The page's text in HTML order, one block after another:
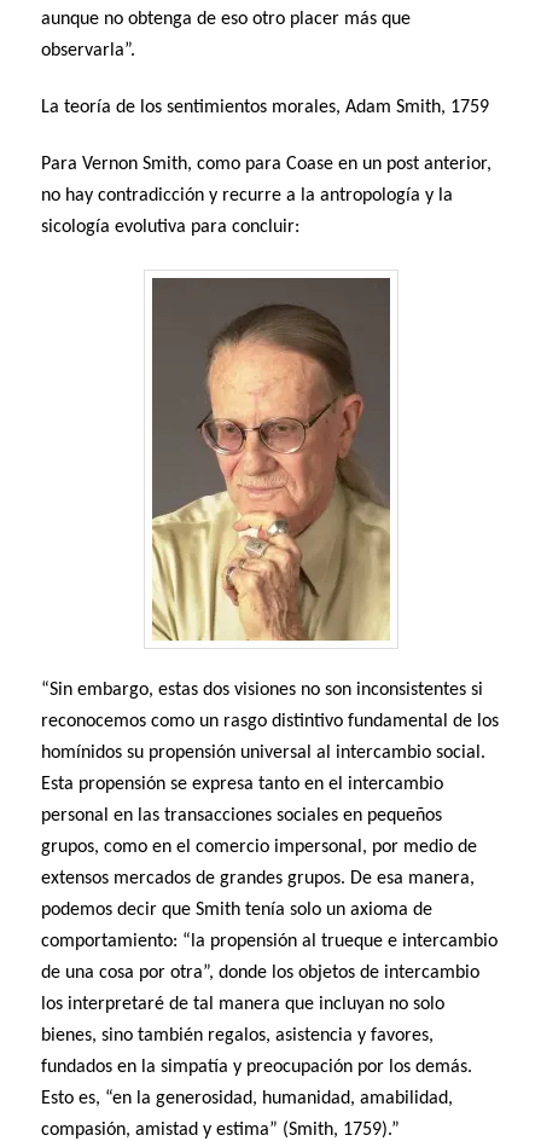
aunque no obtenga de eso otro placer más que
observarla”.
La teoría de los sentimientos morales, Adam Smith, 1759
Para Vernon Smith, como para Coase en un post anterior,
no hay contradicción y recurre a la antropología y la
sicología evolutiva para concluir:
“Sin embargo, estas dos visiones no son inconsistentes si
reconocemos como un rasgo distintivo fundamental de los
homínidos su propensión universal al intercambio social.
Esta propensión se expresa tanto en el intercambio
personal en las transacciones sociales en pequeños
grupos, como en el comercio impersonal, por medio de
extensos mercados de grandes grupos. De esa manera,
podemos decir que Smith tenía solo un axioma de
comportamiento: “la propensión al trueque e intercambio
de una cosa por otra”, donde los objetos de intercambio
los interpretaré de tal manera que incluyan no solo
bienes, sino también regalos, asistencia y favores,
fundados en la simpatía y preocupación por los demás.
Esto es, “en la generosidad, humanidad, amabilidad,
compasión, amistad y estima” (Smith, 1759).”